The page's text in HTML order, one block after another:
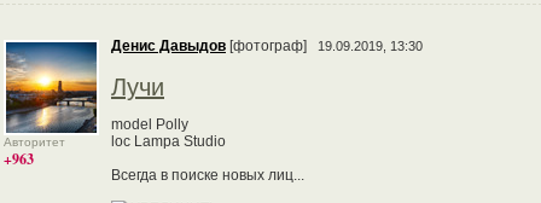
Авторитет
+963
Денис Давыдов [фотограф] 19.09.2019, 13:30
Лучи
model Polly
loc Lampa Studio
Всегда в поиске новых лиц...